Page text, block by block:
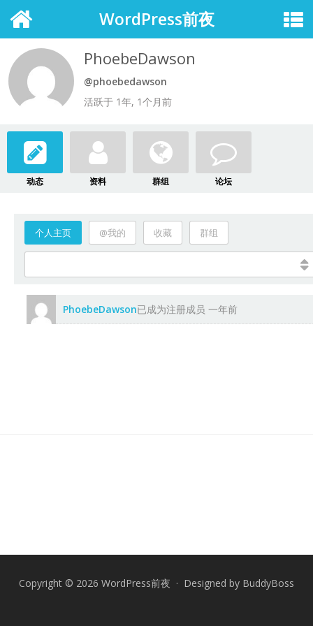
WordPress前夜
PhoebeDawson
@phoebedawson
活跃于 1年, 1个月前
动态 资料 群组 论坛
个人主页 @我的 收藏 群组
PhoebeDawson已成为注册成员 一年前
Copyright © 2026 WordPress前夜 · Designed by BuddyBoss